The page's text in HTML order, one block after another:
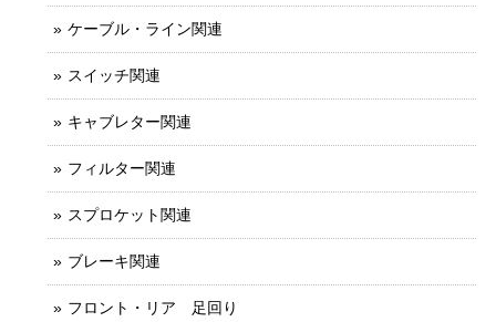
ケーブル・ライン関連
スイッチ関連
キャブレター関連
フィルター関連
スプロケット関連
ブレーキ関連
フロント・リア 足回り